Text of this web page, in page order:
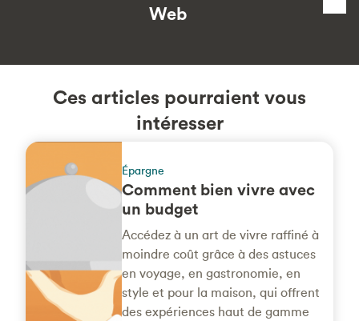
Web
Ces articles pourraient vous
intéresser
Épargne
Comment bien vivre avec
un budget
Accédez à un art de vivre raffiné à
moindre coût grâce à des astuces
en voyage, en gastronomie, en
style et pour la maison, qui offrent
des expériences haut de gamme